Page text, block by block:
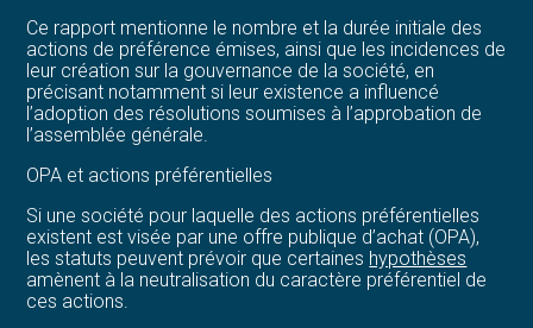
Ce rapport mentionne le nombre et la durée initiale des
actions de préférence émises, ainsi que les incidences de
leur création sur la gouvernance de la société, en
précisant notamment si leur existence a influencé
l’adoption des résolutions soumises à l’approbation de
l’assemblée générale.
OPA et actions préférentielles
Si une société pour laquelle des actions préférentielles
existent est visée par une offre publique d’achat (OPA),
les statuts peuvent prévoir que certaines hypothèses
amènent à la neutralisation du caractère préférentiel de
ces actions.